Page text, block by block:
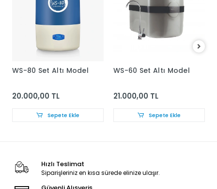
WS-80 Set Altı Model
20.000,00 TL
Sepete Ekle
WS-60 Set Altı Model
21.000,00 TL
Sepete Ekle
Hızlı Teslimat
Siparişleriniz en kısa sürede elinize ulaşır.